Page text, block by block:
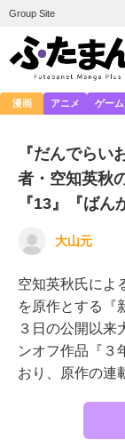
Group Site
漫画 アニメ ゲーム
『だんでらい
者・空知英秋
『13』『ば
大山元
空知英秋氏によ
を原作とする『
３日の公開以来
ンオフ作品『３
おり、原作の連